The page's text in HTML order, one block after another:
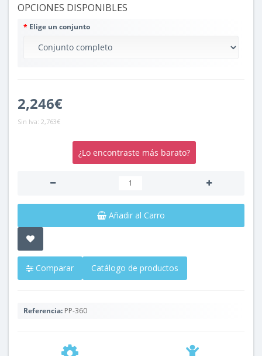
OPCIONES DISPONIBLES
Elige un conjunto
2,246€
Sin Iva: 2,763€
¿Lo encontraste más barato?
Añadir al Carro
Comparar Catálogo de productos
Referencia: PP-360